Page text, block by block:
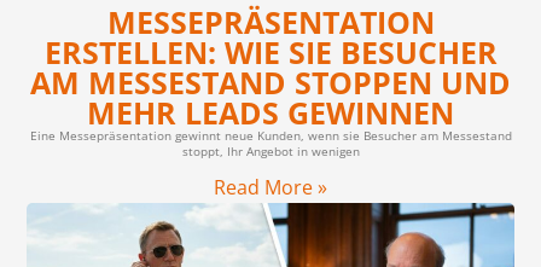
MESSEPRÄSENTATION
ERSTELLEN: WIE SIE BESUCHER
AM MESSESTAND STOPPEN UND
MEHR LEADS GEWINNEN
Eine Messepräsentation gewinnt neue Kunden, wenn sie Besucher am Messestand
stoppt, Ihr Angebot in wenigen
Read More »